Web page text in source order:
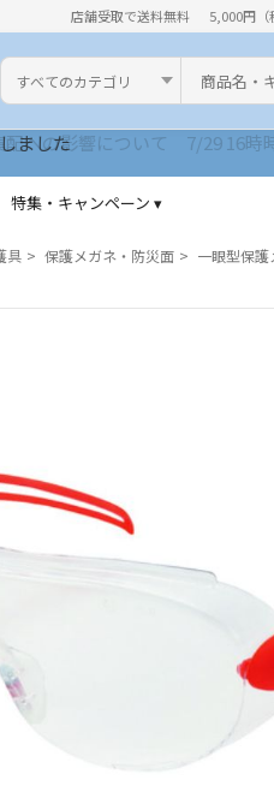
店舗受取で送料無料 5,000円（
カテゴリ
検索キーワード
ました
特集・キャンペーン ▾
具 保護メガネ・防災面 一眼型保護